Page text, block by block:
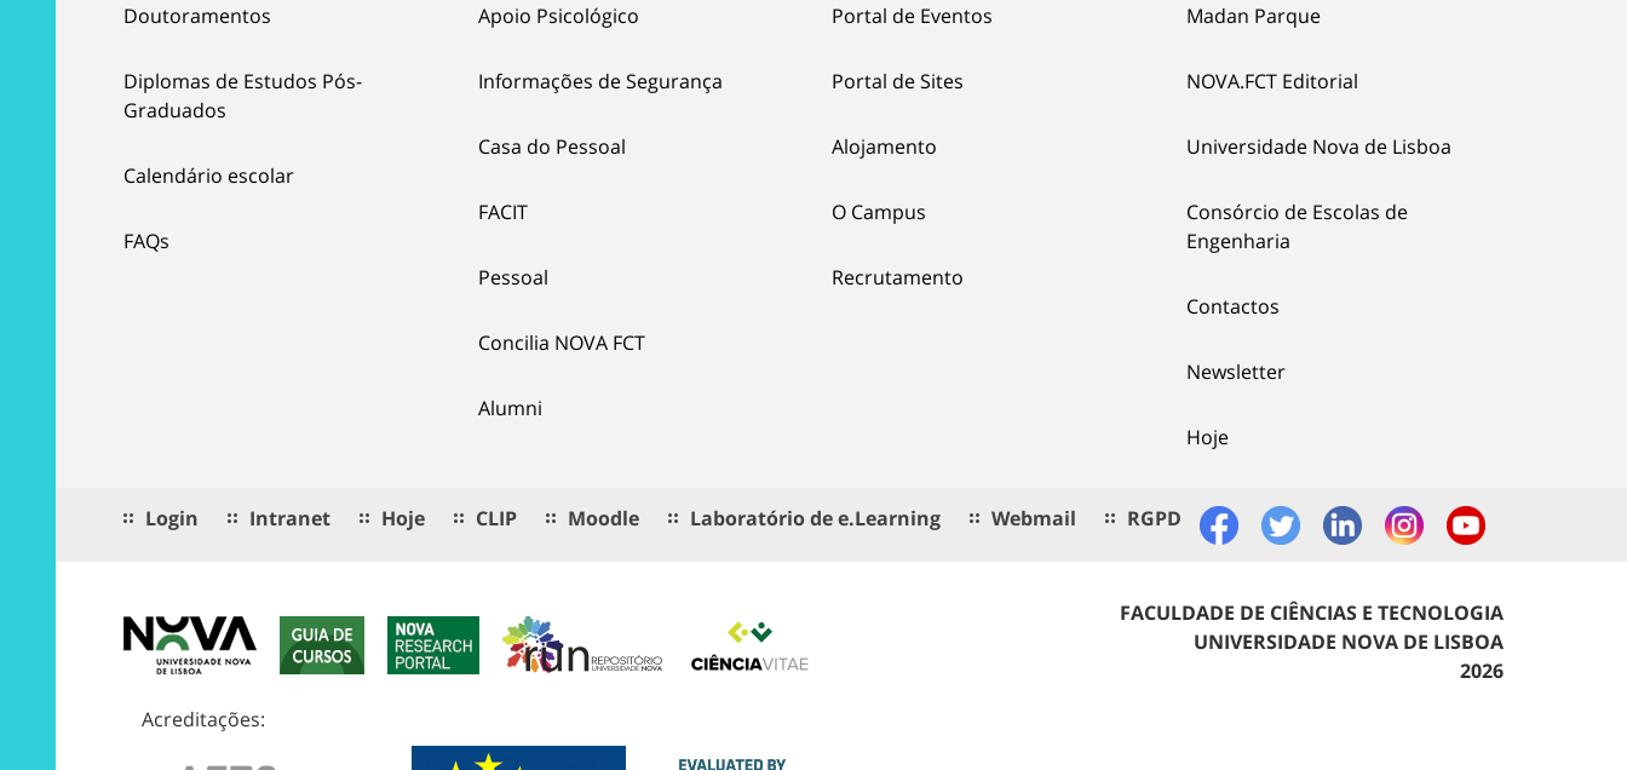
Doutoramentos
Diplomas de Estudos Pós-
Graduados
Calendário escolar
FAQs
Apoio Psicológico
Informações de Segurança
Casa do Pessoal
FACIT
Pessoal
Concilia NOVA FCT
Alumni
Portal de Eventos
Portal de Sites
Alojamento
O Campus
Recrutamento
Madan Parque
NOVA.FCT Editorial
Universidade Nova de Lisboa
Consórcio de Escolas de
Engenharia
Contactos
Newsletter
Hoje
Login Intranet Hoje CLIP Moodle Laboratório de e.Learning Webmail RGPD
Acreditações:
FACULDADE DE CIÊNCIAS E TECNOLOGIA
UNIVERSIDADE NOVA DE LISBOA
2026